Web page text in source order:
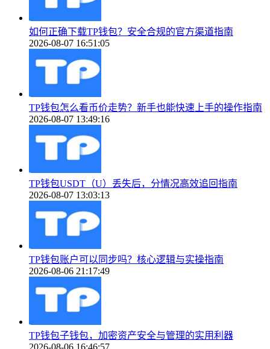
如何正确下载TP钱包？安全合规的官方渠道指南
2026-08-07 16:51:05
TP钱包怎么看币价走势？新手也能快速上手的操作指南
2026-08-07 13:49:16
TP钱包USDT（U）丢失后，分情况高效追回指南
2026-08-07 13:03:13
TP钱包账户可以同步吗？核心逻辑与实操指南
2026-08-06 21:17:49
TP钱包子钱包，加密资产安全与管理的实用利器
2026-08-06 16:46:57